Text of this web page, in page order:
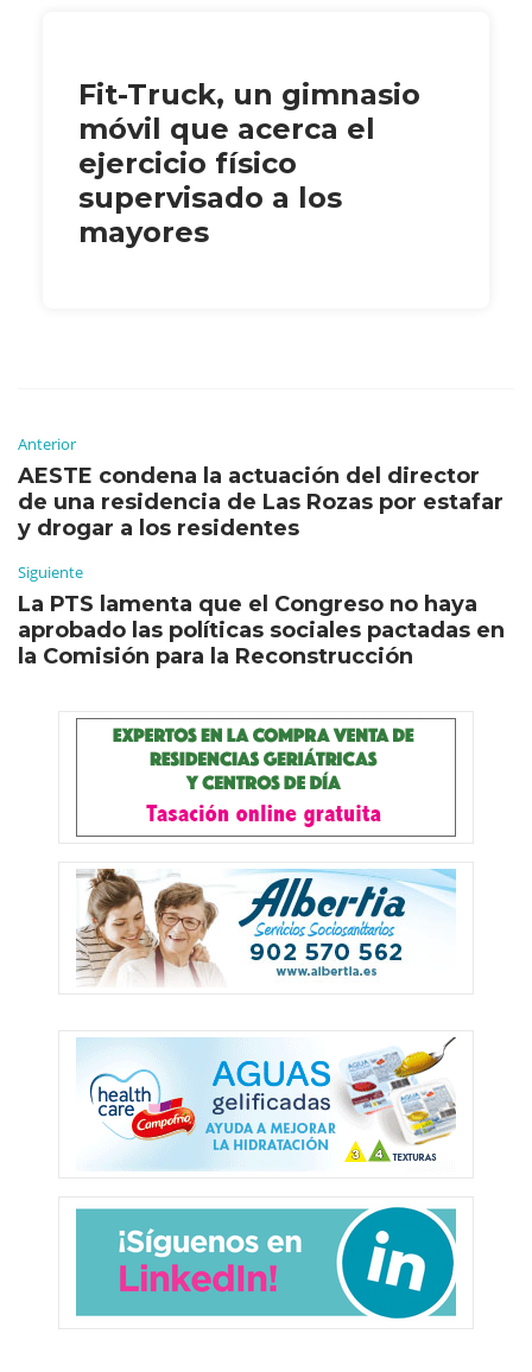
Fit-Truck, un gimnasio
móvil que acerca el
ejercicio físico
supervisado a los
mayores
Anterior
AESTE condena la actuación del director
de una residencia de Las Rozas por estafar
y drogar a los residentes
Siguiente
La PTS lamenta que el Congreso no haya
aprobado las políticas sociales pactadas en
la Comisión para la Reconstrucción